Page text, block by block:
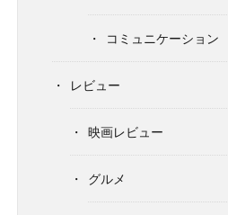
コミュニケーション
レビュー
映画レビュー
グルメ